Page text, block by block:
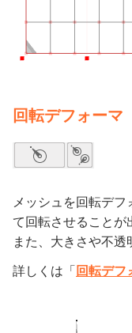
回転デフォーマ
メッシュを回転デ
て回転させることが
また、大きさや不透
詳しくは「 回転デフ